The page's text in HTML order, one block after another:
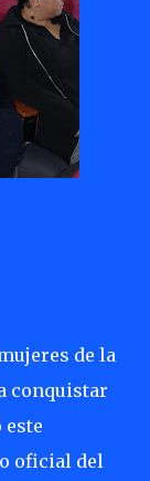
de la
conquistar
este
oficial del